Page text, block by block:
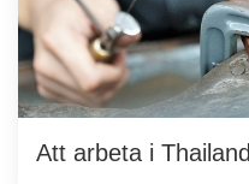
Att arbeta i Thailand